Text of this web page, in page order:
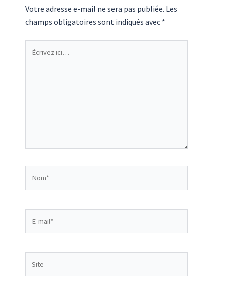
Votre adresse e-mail ne sera pas publiée. Les
champs obligatoires sont indiqués avec *